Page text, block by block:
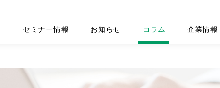
セミナー情報 お知らせ コラム 企業情報